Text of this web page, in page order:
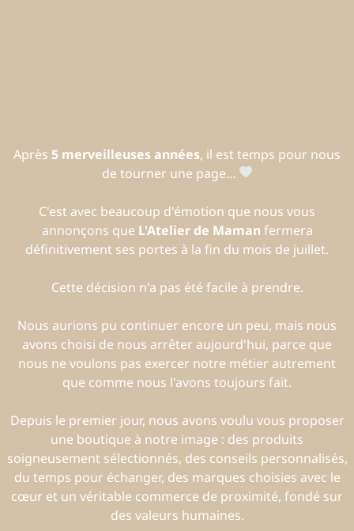
Après 5 merveilleuses années, il est temps pour nous
de tourner une page…
C'est avec beaucoup d'émotion que nous vous
annonçons que L'Atelier de Maman fermera
définitivement ses portes à la fin du mois de juillet.
Cette décision n'a pas été facile à prendre.
Nous aurions pu continuer encore un peu, mais nous
avons choisi de nous arrêter aujourd'hui, parce que
nous ne voulons pas exercer notre métier autrement
que comme nous l'avons toujours fait.
Depuis le premier jour, nous avons voulu vous proposer
une boutique à notre image : des produits
soigneusement sélectionnés, des conseils personnalisés,
du temps pour échanger, des marques choisies avec le
cœur et un véritable commerce de proximité, fondé sur
des valeurs humaines.